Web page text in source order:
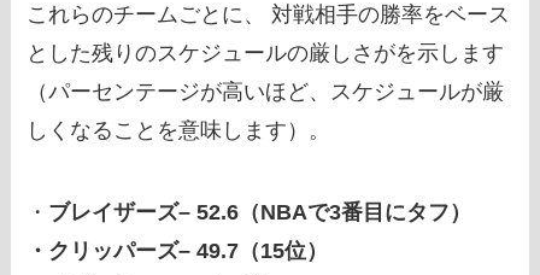
これらのチームごとに、 対戦相手の勝率をベース
とした残りのスケジュールの厳しさがを示します
（パーセンテージが高いほど、スケジュールが厳
しくなることを意味します）。
・ ブレイザーズ– 52.6（NBAで3番目にタフ）
・クリッパーズ– 49.7（15位）